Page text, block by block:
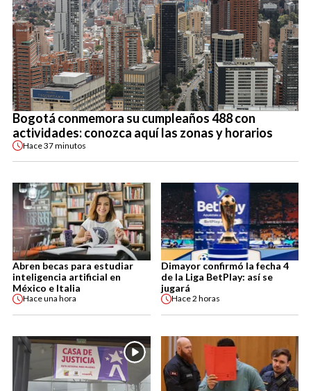
Bogotá conmemora su cumpleaños 488 con
actividades: conozca aquí las zonas y horarios
Hace37 minutos
Abren becas para estudiar
inteligencia artificial en
México e Italia
Haceuna hora
Dimayor confirmó la fecha 4
de la Liga BetPlay: así se
jugará
Hace2 horas